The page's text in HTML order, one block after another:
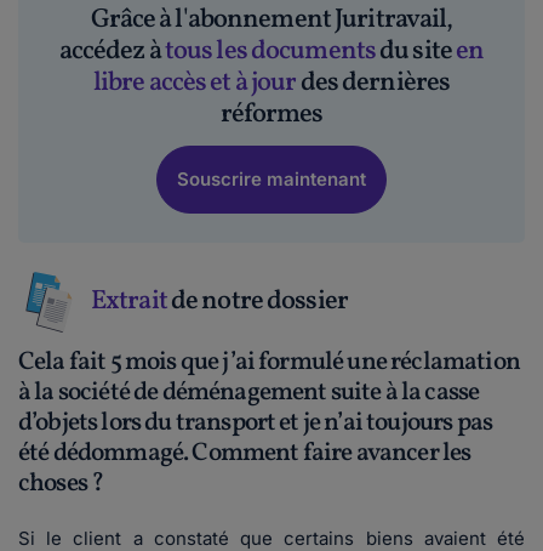
Grâce à l'abonnement Juritravail,
accédez àtous les documentsdu siteen
libre accès et à jourdes dernières
réformes
Souscrire maintenant
Extraitde notre dossier
Cela fait 5 mois que j’ai formulé une réclamation
à la société de déménagement suite à la casse
d’objets lors du transport et je n’ai toujours pas
été dédommagé. Comment faire avancer les
choses ?
Si le client a constaté que certains biens avaient été